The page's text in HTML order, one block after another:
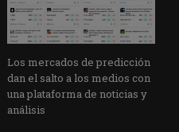
Los mercados de predicción
dan el salto a los medios con
una plataforma de noticias y
análisis